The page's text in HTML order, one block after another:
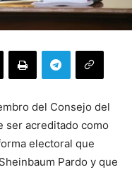
del Consejo del
ser acreditado como
electoral que
Pardo y que